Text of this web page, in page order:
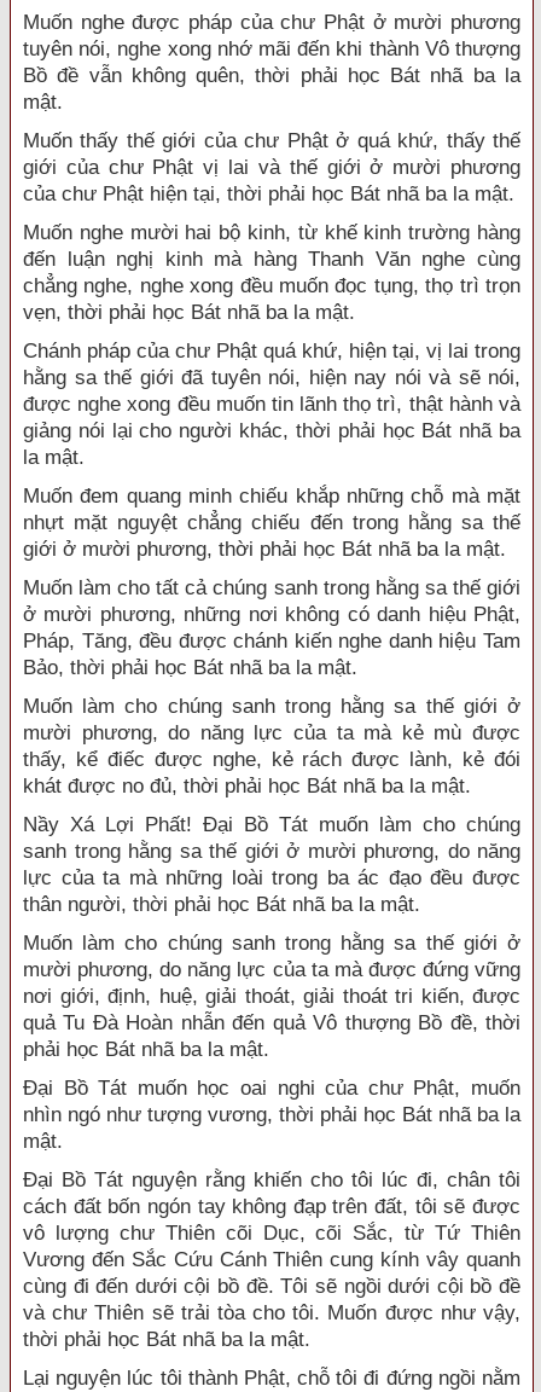
Muốn nghe được pháp của chư Phật ở mười phương
tuyên nói, nghe xong nhớ mãi đến khi thành Vô thượng
Bồ đề vẫn không quên, thời phải học Bát nhã ba la
mật.
Muốn thấy thế giới của chư Phật ở quá khứ, thấy thế
giới của chư Phật vị lai và thế giới ở mười phương
của chư Phật hiện tại, thời phải học Bát nhã ba la mật.
Muốn nghe mười hai bộ kinh, từ khế kinh trường hàng
đến luận nghị kinh mà hàng Thanh Văn nghe cùng
chẳng nghe, nghe xong đều muốn đọc tụng, thọ trì trọn
vẹn, thời phải học Bát nhã ba la mật.
Chánh pháp của chư Phật quá khứ, hiện tại, vị lai trong
hằng sa thế giới đã tuyên nói, hiện nay nói và sẽ nói,
được nghe xong đều muốn tin lãnh thọ trì, thật hành và
giảng nói lại cho người khác, thời phải học Bát nhã ba
la mật.
Muốn đem quang minh chiếu khắp những chỗ mà mặt
nhựt mặt nguyệt chẳng chiếu đến trong hằng sa thế
giới ở mười phương, thời phải học Bát nhã ba la mật.
Muốn làm cho tất cả chúng sanh trong hằng sa thế giới
ở mười phương, những nơi không có danh hiệu Phật,
Pháp, Tăng, đều được chánh kiến nghe danh hiệu Tam
Bảo, thời phải học Bát nhã ba la mật.
Muốn làm cho chúng sanh trong hằng sa thế giới ở
mười phương, do năng lực của ta mà kẻ mù được
thấy, kể điếc được nghe, kẻ rách được lành, kẻ đói
khát được no đủ, thời phải học Bát nhã ba la mật.
Nầy Xá Lợi Phất! Đại Bồ Tát muốn làm cho chúng
sanh trong hằng sa thế giới ở mười phương, do năng
lực của ta mà những loài trong ba ác đạo đều được
thân người, thời phải học Bát nhã ba la mật.
Muốn làm cho chúng sanh trong hằng sa thế giới ở
mười phương, do năng lực của ta mà được đứng vững
nơi giới, định, huệ, giải thoát, giải thoát tri kiến, được
quả Tu Đà Hoàn nhẫn đến quả Vô thượng Bồ đề, thời
phải học Bát nhã ba la mật.
Đại Bồ Tát muốn học oai nghi của chư Phật, muốn
nhìn ngó như tượng vương, thời phải học Bát nhã ba la
mật.
Đại Bồ Tát nguyện rằng khiến cho tôi lúc đi, chân tôi
cách đất bốn ngón tay không đạp trên đất, tôi sẽ được
vô lượng chư Thiên cõi Dục, cõi Sắc, từ Tứ Thiên
Vương đến Sắc Cứu Cánh Thiên cung kính vây quanh
cùng đi đến dưới cội bồ đề. Tôi sẽ ngồi dưới cội bồ đề
và chư Thiên sẽ trải tòa cho tôi. Muốn được như vậy,
thời phải học Bát nhã ba la mật.
Lại nguyện lúc tôi thành Phật, chỗ tôi đi đứng ngồi nằm